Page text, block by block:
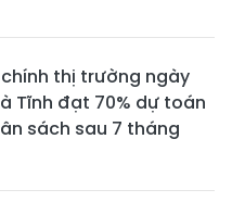
chính thị trường ngày
Tĩnh đạt 70% dự toán
sách sau 7 tháng